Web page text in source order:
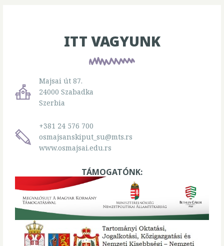
ITT VAGYUNK
Majsai út 87.
24000 Szabadka
Szerbia
+381 24 576 700
osmajsanskiput_su@mts.rs
www.osmajsai.edu.rs
TÁMOGATÓNK: